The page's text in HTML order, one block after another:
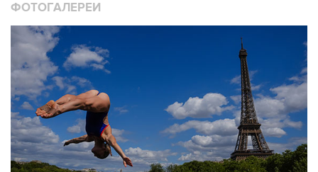
ФОТОГАЛЕРЕИ